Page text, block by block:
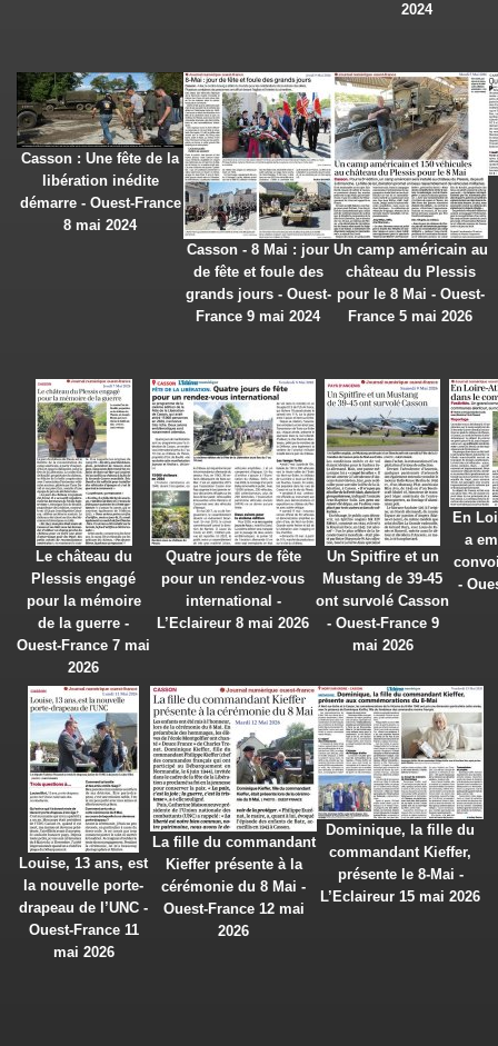
2024
Casson : Une fête de la
libération inédite
démarre - Ouest-France
8 mai 2024
Casson - 8 Mai : jour
de fête et foule des
grands jours - Ouest-
France 9 mai 2024
Un camp américain au
château du Plessis
pour le 8 Mai - Ouest-
France 5 mai 2026
Le château du
Plessis engagé
pour la mémoire
de la guerre -
Ouest-France 7 mai
2026
Quatre jours de fête
pour un rendez-vous
international -
L’Eclaireur 8 mai 2026
Un Spitfire et un
Mustang de 39-45
ont survolé Casson
- Ouest-France 9
mai 2026
En
a
-
Louise, 13 ans, est
la nouvelle porte-
drapeau de l’UNC -
Ouest-France 11
mai 2026
La fille du commandant
Kieffer présente à la
cérémonie du 8 Mai -
Ouest-France 12 mai
2026
Dominique, la fille du
commandant Kieffer,
présente le 8-Mai -
L’Eclaireur 15 mai 2026